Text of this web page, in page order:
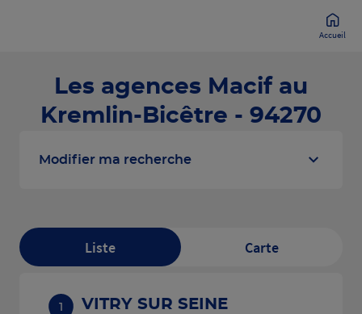
Accueil
Les agences Macif au
Kremlin-Bicêtre - 94270
Modifier ma recherche
Liste Carte
1
VITRY SUR SEINE